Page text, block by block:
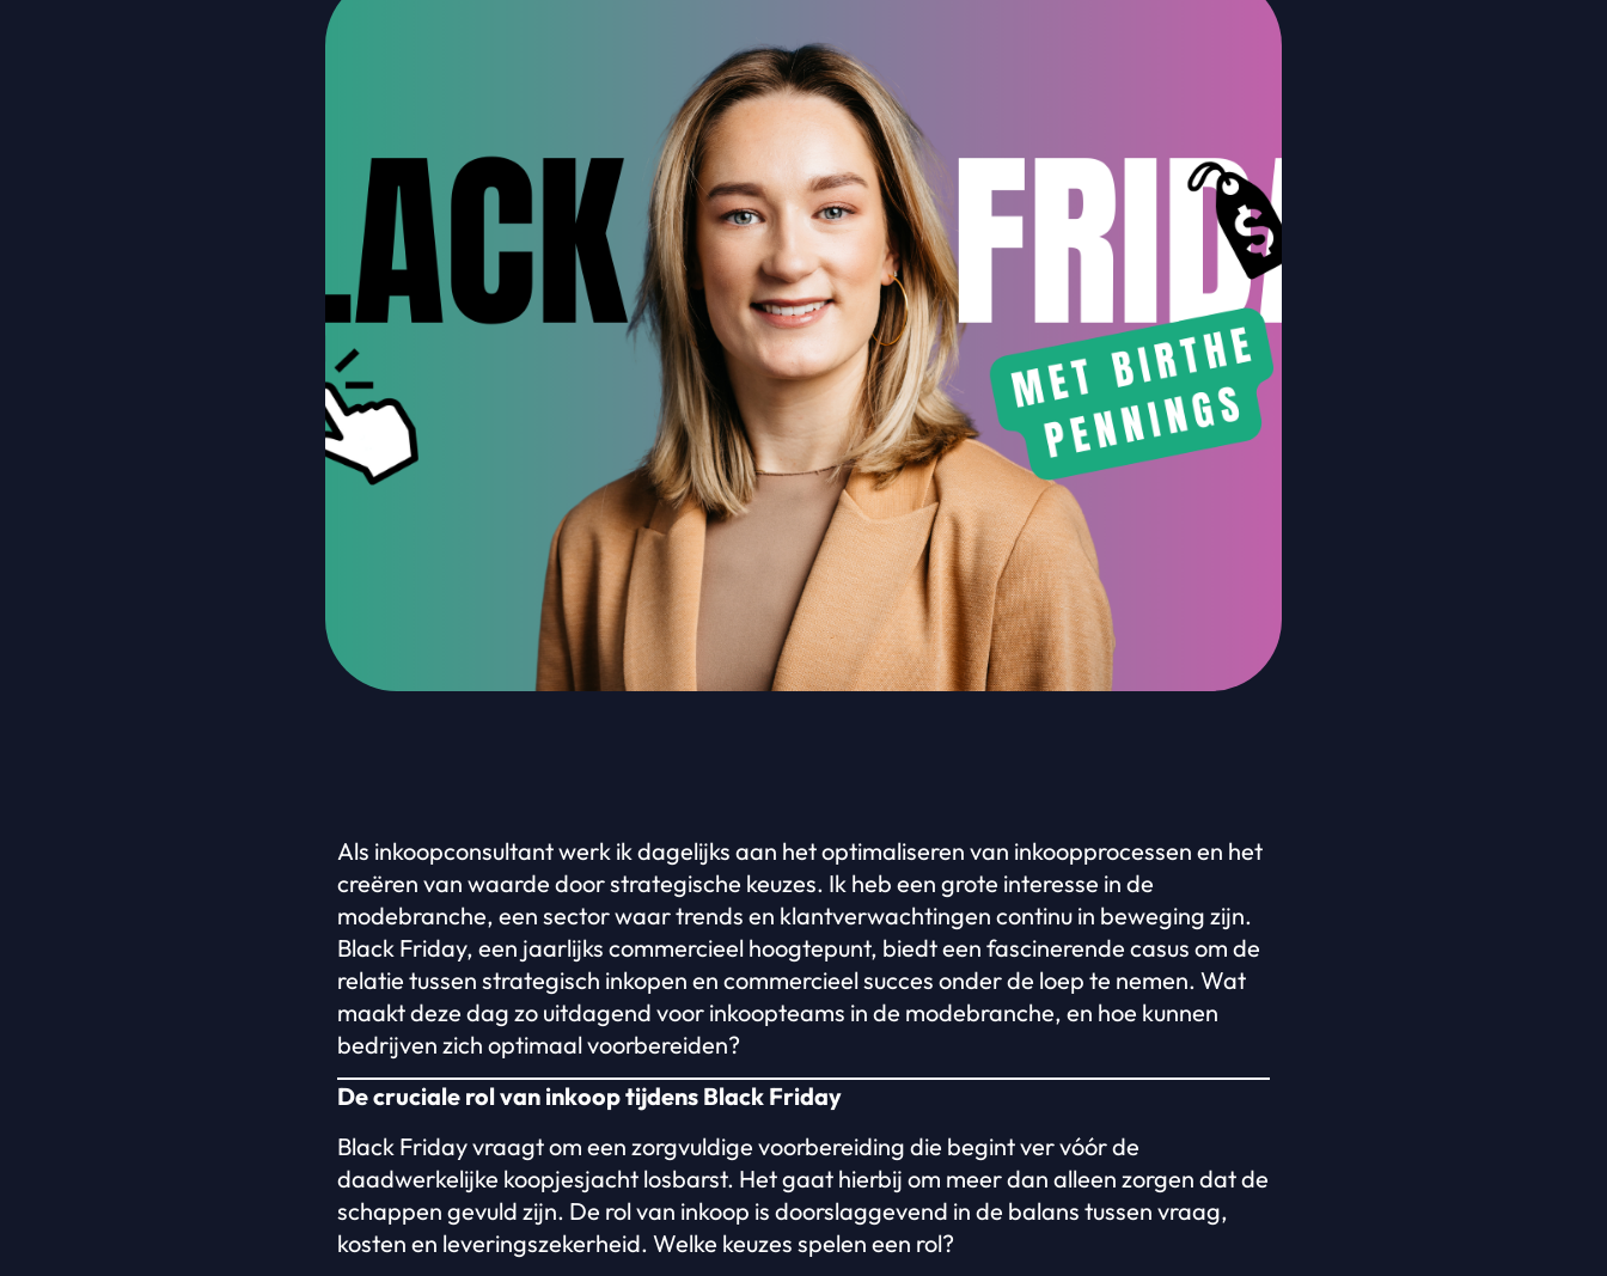
Als inkoopconsultant werk ik dagelijks aan het optimaliseren van inkoopprocessen en het
creëren van waarde door strategische keuzes. Ik heb een grote interesse in de
modebranche, een sector waar trends en klantverwachtingen continu in beweging zijn.
Black Friday, een jaarlijks commercieel hoogtepunt, biedt een fascinerende casus om de
relatie tussen strategisch inkopen en commercieel succes onder de loep te nemen. Wat
maakt deze dag zo uitdagend voor inkoopteams in de modebranche, en hoe kunnen
bedrijven zich optimaal voorbereiden?
De cruciale rol van inkoop tijdens Black Friday
Black Friday vraagt om een zorgvuldige voorbereiding die begint ver vóór de
daadwerkelijke koopjesjacht losbarst. Het gaat hierbij om meer dan alleen zorgen dat de
schappen gevuld zijn. De rol van inkoop is doorslaggevend in de balans tussen vraag,
kosten en leveringszekerheid. Welke keuzes spelen een rol?